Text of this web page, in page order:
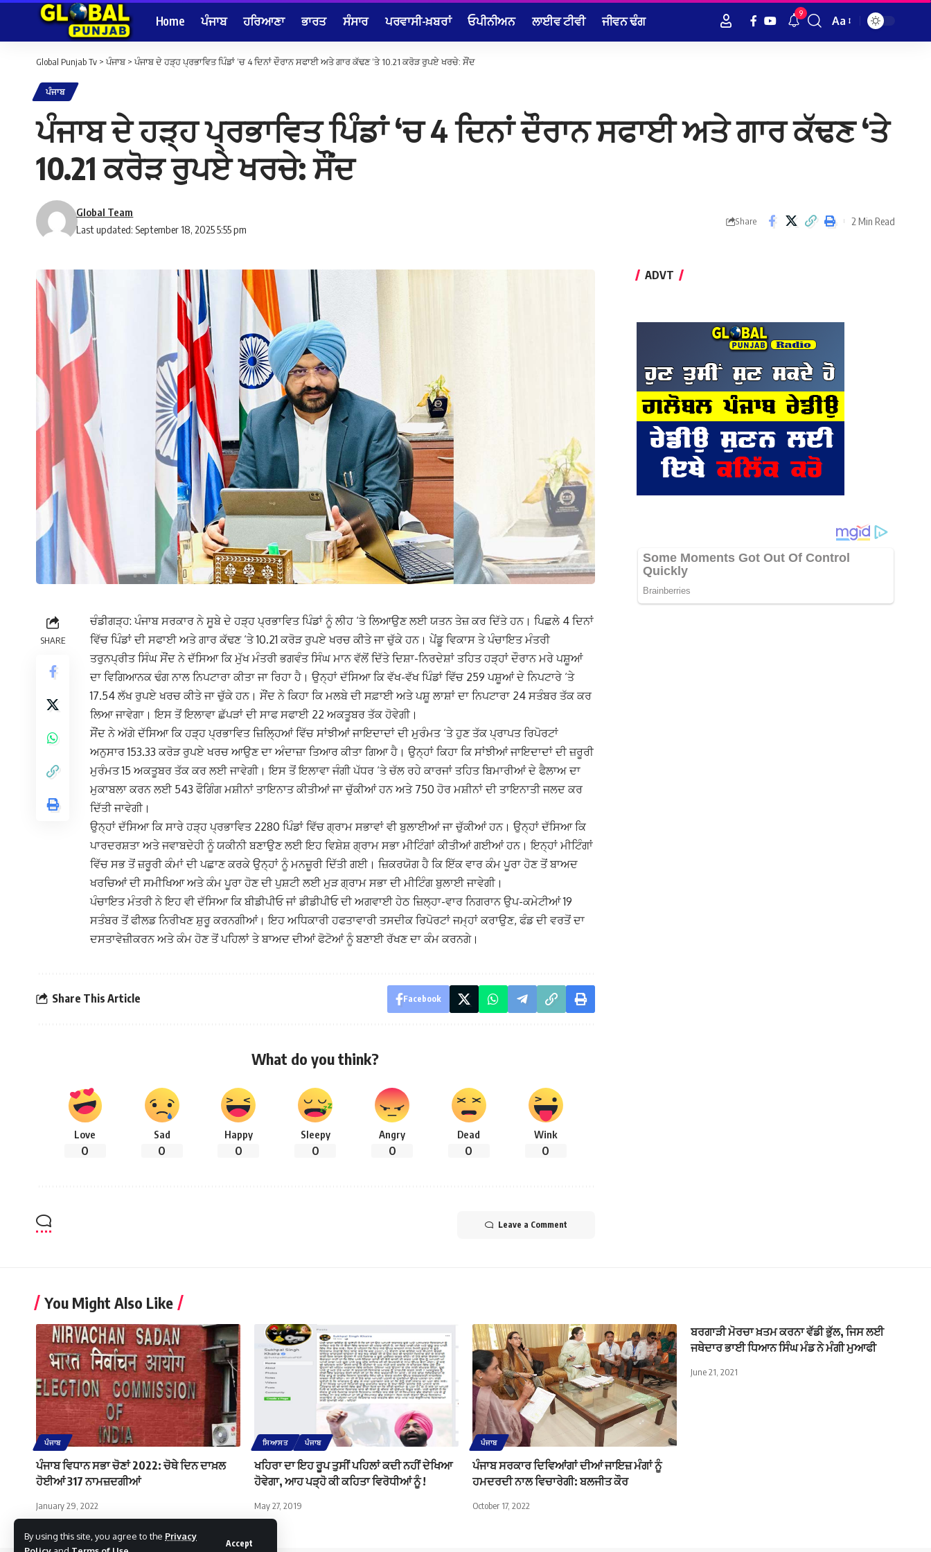
By using this site, you agree to the Privacy
Accept
Home ਪੰਜਾਬ ਹਰਿਆਣਾ ਭਾਰਤ ਸੰਸਾਰ ਪਰਵਾਸੀ-ਖ਼ਬਰਾਂ ਓਪੀਨੀਅਨ ਲਾਈਵ ਟੀਵੀ ਜੀਵਨ ਢੰਗ 9
Font
Aa
Global Punjab Tv > ਪੰਜਾਬ> ਪੰਜਾਬ ਦੇ ਹੜ੍ਹ ਪ੍ਰਭਾਵਿਤ ਪਿੰਡਾਂ ‘ਚ 4 ਦਿਨਾਂ ਦੌਰਾਨ ਸਫਾਈ ਅਤੇ ਗਾਰ ਕੱਢਣ ‘ਤੇ 10.21 ਕਰੋੜ ਰੁਪਏ ਖਰਚੇ: ਸੌਂਦ
ਪੰਜਾਬ
ਪੰਜਾਬ ਦੇ ਹੜ੍ਹ ਪ੍ਰਭਾਵਿਤ ਪਿੰਡਾਂ ‘ਚ 4 ਦਿਨਾਂ ਦੌਰਾਨ ਸਫਾਈ ਅਤੇ ਗਾਰ ਕੱਢਣ ‘ਤੇ
10.21 ਕਰੋੜ ਰੁਪਏ ਖਰਚੇ: ਸੌਂਦ
Last updated: September 18, 2025 5:55 pm
Global Team
Share 2 Min Read
SHARE
ਚੰਡੀਗੜ੍ਹ: ਪੰਜਾਬ ਸਰਕਾਰ ਨੇ ਸੂਬੇ ਦੇ ਹੜ੍ਹ ਪ੍ਰਭਾਵਿਤ ਪਿੰਡਾਂ ਨੂੰ ਲੀਹ ‘ਤੇ ਲਿਆਉਣ ਲਈ ਯਤਨ ਤੇਜ਼ ਕਰ ਦਿੱਤੇ ਹਨ। ਪਿਛਲੇ 4 ਦਿਨਾਂ
ਵਿੱਚ ਪਿੰਡਾਂ ਦੀ ਸਫਾਈ ਅਤੇ ਗਾਰ ਕੱਢਣ ‘ਤੇ 10.21 ਕਰੋੜ ਰੁਪਏ ਖਰਚ ਕੀਤੇ ਜਾ ਚੁੱਕੇ ਹਨ। ਪੇਂਡੂ ਵਿਕਾਸ ਤੇ ਪੰਚਾਇਤ ਮੰਤਰੀ
ਤਰੁਨਪ੍ਰੀਤ ਸਿੰਘ ਸੌਂਦ ਨੇ ਦੱਸਿਆ ਕਿ ਮੁੱਖ ਮੰਤਰੀ ਭਗਵੰਤ ਸਿੰਘ ਮਾਨ ਵੱਲੋਂ ਦਿੱਤੇ ਦਿਸ਼ਾ-ਨਿਰਦੇਸ਼ਾਂ ਤਹਿਤ ਹੜ੍ਹਾਂ ਦੌਰਾਨ ਮਰੇ ਪਸ਼ੂਆਂ
ਦਾ ਵਿਗਿਆਨਕ ਢੰਗ ਨਾਲ ਨਿਪਟਾਰਾ ਕੀਤਾ ਜਾ ਰਿਹਾ ਹੈ। ਉਨ੍ਹਾਂ ਦੱਸਿਆ ਕਿ ਵੱਖ-ਵੱਖ ਪਿੰਡਾਂ ਵਿੱਚ 259 ਪਸ਼ੂਆਂ ਦੇ ਨਿਪਟਾਰੇ ‘ਤੇ
17.54 ਲੱਖ ਰੁਪਏ ਖਰਚ ਕੀਤੇ ਜਾ ਚੁੱਕੇ ਹਨ। ਸੌਂਦ ਨੇ ਕਿਹਾ ਕਿ ਮਲਬੇ ਦੀ ਸਫ਼ਾਈ ਅਤੇ ਪਸ਼ੂ ਲਾਸ਼ਾਂ ਦਾ ਨਿਪਟਾਰਾ 24 ਸਤੰਬਰ ਤੱਕ ਕਰ
ਲਿਆ ਜਾਵੇਗਾ। ਇਸ ਤੋਂ ਇਲਾਵਾ ਛੱਪੜਾਂ ਦੀ ਸਾਫ ਸਫਾਈ 22 ਅਕਤੂਬਰ ਤੱਕ ਹੋਵੇਗੀ।
ਸੌਂਦ ਨੇ ਅੱਗੇ ਦੱਸਿਆ ਕਿ ਹੜ੍ਹ ਪ੍ਰਭਾਵਿਤ ਜ਼ਿਲ੍ਹਿਆਂ ਵਿੱਚ ਸਾਂਝੀਆਂ ਜਾਇਦਾਦਾਂ ਦੀ ਮੁਰੰਮਤ ‘ਤੇ ਹੁਣ ਤੱਕ ਪ੍ਰਾਪਤ ਰਿਪੋਰਟਾਂ
ਅਨੁਸਾਰ 153.33 ਕਰੋੜ ਰੁਪਏ ਖਰਚ ਆਉਣ ਦਾ ਅੰਦਾਜ਼ਾ ਤਿਆਰ ਕੀਤਾ ਗਿਆ ਹੈ। ਉਨ੍ਹਾਂ ਕਿਹਾ ਕਿ ਸਾਂਝੀਆਂ ਜਾਇਦਾਦਾਂ ਦੀ ਜ਼ਰੂਰੀ
ਮੁਰੰਮਤ 15 ਅਕਤੂਬਰ ਤੱਕ ਕਰ ਲਈ ਜਾਵੇਗੀ। ਇਸ ਤੋਂ ਇਲਾਵਾ ਜੰਗੀ ਪੱਧਰ ‘ਤੇ ਚੱਲ ਰਹੇ ਕਾਰਜਾਂ ਤਹਿਤ ਬਿਮਾਰੀਆਂ ਦੇ ਫੈਲਾਅ ਦਾ
ਮੁਕਾਬਲਾ ਕਰਨ ਲਈ 543 ਫੌਗਿੰਗ ਮਸ਼ੀਨਾਂ ਤਾਇਨਾਤ ਕੀਤੀਆਂ ਜਾ ਚੁੱਕੀਆਂ ਹਨ ਅਤੇ 750 ਹੋਰ ਮਸ਼ੀਨਾਂ ਦੀ ਤਾਇਨਾਤੀ ਜਲਦ ਕਰ
ਦਿੱਤੀ ਜਾਵੇਗੀ।
ਉਨ੍ਹਾਂ ਦੱਸਿਆ ਕਿ ਸਾਰੇ ਹੜ੍ਹ ਪ੍ਰਭਾਵਿਤ 2280 ਪਿੰਡਾਂ ਵਿੱਚ ਗ੍ਰਾਮ ਸਭਾਵਾਂ ਵੀ ਬੁਲਾਈਆਂ ਜਾ ਚੁੱਕੀਆਂ ਹਨ। ਉਨ੍ਹਾਂ ਦੱਸਿਆ ਕਿ
ਪਾਰਦਰਸ਼ਤਾ ਅਤੇ ਜਵਾਬਦੇਹੀ ਨੂੰ ਯਕੀਨੀ ਬਣਾਉਣ ਲਈ ਇਹ ਵਿਸ਼ੇਸ਼ ਗ੍ਰਾਮ ਸਭਾ ਮੀਟਿੰਗਾਂ ਕੀਤੀਆਂ ਗਈਆਂ ਹਨ। ਇਨ੍ਹਾਂ ਮੀਟਿੰਗਾਂ
ਵਿੱਚ ਸਭ ਤੋਂ ਜ਼ਰੂਰੀ ਕੰਮਾਂ ਦੀ ਪਛਾਣ ਕਰਕੇ ਉਨ੍ਹਾਂ ਨੂੰ ਮਨਜ਼ੂਰੀ ਦਿੱਤੀ ਗਈ। ਜ਼ਿਕਰਯੋਗ ਹੈ ਕਿ ਇੱਕ ਵਾਰ ਕੰਮ ਪੂਰਾ ਹੋਣ ਤੋਂ ਬਾਅਦ
ਖਰਚਿਆਂ ਦੀ ਸਮੀਖਿਆ ਅਤੇ ਕੰਮ ਪੂਰਾ ਹੋਣ ਦੀ ਪੁਸ਼ਟੀ ਲਈ ਮੁੜ ਗ੍ਰਾਮ ਸਭਾ ਦੀ ਮੀਟਿੰਗ ਬੁਲਾਈ ਜਾਵੇਗੀ।
ਪੰਚਾਇਤ ਮੰਤਰੀ ਨੇ ਇਹ ਵੀ ਦੱਸਿਆ ਕਿ ਬੀਡੀਪੀਓ ਜਾਂ ਡੀਡੀਪੀਓ ਦੀ ਅਗਵਾਈ ਹੇਠ ਜ਼ਿਲ੍ਹਾ-ਵਾਰ ਨਿਗਰਾਨ ਉਪ-ਕਮੇਟੀਆਂ 19
ਸਤੰਬਰ ਤੋਂ ਫੀਲਡ ਨਿਰੀਖਣ ਸ਼ੁਰੂ ਕਰਨਗੀਆਂ। ਇਹ ਅਧਿਕਾਰੀ ਹਫਤਾਵਾਰੀ ਤਸਦੀਕ ਰਿਪੋਰਟਾਂ ਜਮ੍ਹਾਂ ਕਰਾਉਣ, ਫੰਡ ਦੀ ਵਰਤੋਂ ਦਾ
ਦਸਤਾਵੇਜ਼ੀਕਰਨ ਅਤੇ ਕੰਮ ਹੋਣ ਤੋਂ ਪਹਿਲਾਂ ਤੇ ਬਾਅਦ ਦੀਆਂ ਫੋਟੋਆਂ ਨੂੰ ਬਣਾਈ ਰੱਖਣ ਦਾ ਕੰਮ ਕਰਨਗੇ।
Share This Article Facebook
What do you think?
Love
0
Sad
0
Happy
0
Sleepy
0
Angry
0
Dead
0
Wink
0
Leave a Comment
ADVT
You Might Also Like
ਪੰਜਾਬ
ਪੰਜਾਬ ਵਿਧਾਨ ਸਭਾ ਚੋਣਾਂ 2022: ਚੋਥੇ ਦਿਨ ਦਾਖ਼ਲ
ਹੋਈਆਂ 317 ਨਾਮਜ਼ਦਗੀਆਂ
January 29, 2022
ਸਿਆਸਤ ਪੰਜਾਬ
ਖਹਿਰਾ ਦਾ ਇਹ ਰੂਪ ਤੁਸੀਂ ਪਹਿਲਾਂ ਕਦੀ ਨਹੀਂ ਦੇਖਿਆ
ਹੋਵੇਗਾ, ਆਹ ਪੜ੍ਹੋ ਕੀ ਕਹਿਤਾ ਵਿਰੋਧੀਆਂ ਨੂੰ !
May 27, 2019
ਪੰਜਾਬ
ਪੰਜਾਬ ਸਰਕਾਰ ਦਿਵਿਆਂਗਾਂ ਦੀਆਂ ਜਾਇਜ਼ ਮੰਗਾਂ ਨੂੰ
ਹਮਦਰਦੀ ਨਾਲ ਵਿਚਾਰੇਗੀ: ਬਲਜੀਤ ਕੌਰ
October 17, 2022
ਬਰਗਾੜੀ ਮੋਰਚਾ ਖ਼ਤਮ ਕਰਨਾ ਵੱਡੀ ਭੁੱਲ, ਜਿਸ ਲਈ
ਜਥੇਦਾਰ ਭਾਈ ਧਿਆਨ ਸਿੰਘ ਮੰਡ ਨੇ ਮੰਗੀ ਮੁਆਫੀ
June 21, 2021